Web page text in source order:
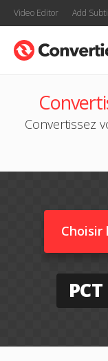
Video Editor Add
Convertissez
Choisir
PCT